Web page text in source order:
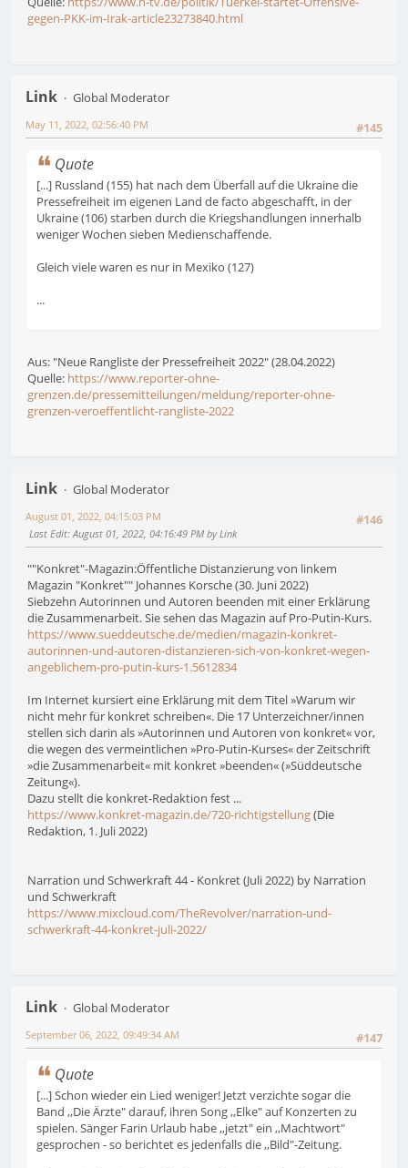
gegen-PKK-im-Irak-article23273840.html
Link
Global Moderator
#145
May 11, 2022, 02:56:40 PM
Quote
[...] Russland (155) hat nach dem Überfall auf die Ukraine die
Pressefreiheit im eigenen Land de facto abgeschafft, in der
Ukraine (106) starben durch die Kriegshandlungen innerhalb
weniger Wochen sieben Medienschaffende.
Gleich viele waren es nur in Mexiko (127)
...
Aus: "Neue Rangliste der Pressefreiheit 2022" (28.04.2022)
Quelle: https://www.reporter-ohne-
grenzen.de/pressemitteilungen/meldung/reporter-ohne-
grenzen-veroeffentlicht-rangliste-2022
Link
Global Moderator
#146
August 01, 2022, 04:15:03 PM
Last Edit: August 01, 2022, 04:16:49 PM by Link
""Konkret"-Magazin:Öffentliche Distanzierung von linkem
Magazin "Konkret"" Johannes Korsche (30. Juni 2022)
Siebzehn Autorinnen und Autoren beenden mit einer Erklärung
die Zusammenarbeit. Sie sehen das Magazin auf Pro-Putin-Kurs.
https://www.sueddeutsche.de/medien/magazin-konkret-
autorinnen-und-autoren-distanzieren-sich-von-konkret-wegen-
angeblichem-pro-putin-kurs-1.5612834
Im Internet kursiert eine Erklärung mit dem Titel »Warum wir
nicht mehr für konkret schreiben«. Die 17 Unterzeichner/innen
stellen sich darin als »Autorinnen und Autoren von konkret« vor,
die wegen des vermeintlichen »Pro-Putin-Kurses« der Zeitschrift
»die Zusammenarbeit« mit konkret »beenden« (»Süddeutsche
Zeitung«).
Dazu stellt die konkret-Redaktion fest ...
https://www.konkret-magazin.de/720-richtigstellung(Die
Redaktion, 1. Juli 2022)
Narration und Schwerkraft 44 - Konkret (Juli 2022) by Narration
und Schwerkraft
https://www.mixcloud.com/TheRevolver/narration-und-
schwerkraft-44-konkret-juli-2022/
Link
Global Moderator
#147
September 06, 2022, 09:49:34 AM
Quote
[...] Schon wieder ein Lied weniger! Jetzt verzichte sogar die
Band ,,Die Ärzte" darauf, ihren Song ,,Elke" auf Konzerten zu
spielen. Sänger Farin Urlaub habe ,,jetzt" ein ,,Machtwort"
gesprochen - so berichtet es jedenfalls die ,,Bild"-Zeitung.